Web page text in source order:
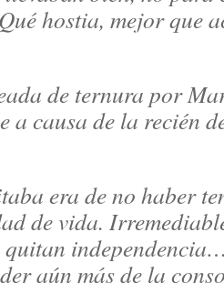
hostia, mejor que
de ternura por
a causa de la recién
era de no haber
de vida.
aún más de la